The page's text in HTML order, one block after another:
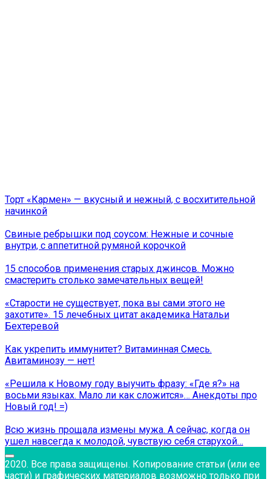
Торт «Кармен» — вкусный и нежный, с восхитительной
начинкой
Свиные ребрышки под соусом: Нежные и сочные
внутри, с аппетитной румяной корочкой
15 способов применения старых джинсов. Можно
смастерить столько замечательных вещей!
«Старости не существует, пока вы сами этого не
захотите». 15 лечебных цитат академика Натальи
Бехтеревой
Как укрепить иммунитет? Витаминная Смесь.
Авитаминозу — нет!
«Решила к Новому году выучить фразу: «Где я?» на
восьми языках. Мало ли как сложится»… Анекдоты про
Новый год! =)
Всю жизнь прощала измены мужа. А сейчас, когда он
ушел навсегда к молодой, чувствую себя старухой…
2020. Все права защищены. Копирование статьи (или ее
части) и графических материалов возможно только при